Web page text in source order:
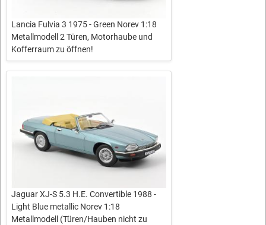
Lancia Fulvia 3 1975 - Green Norev 1:18
Metallmodell 2 Türen, Motorhaube und
Kofferraum zu öffnen!
Jaguar XJ-S 5.3 H.E. Convertible 1988 -
Light Blue metallic Norev 1:18
Metallmodell (Türen/Hauben nicht zu